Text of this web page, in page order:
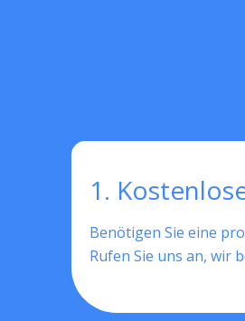
1.
Benötigen Sie eine
Rufen Sie uns an, wir